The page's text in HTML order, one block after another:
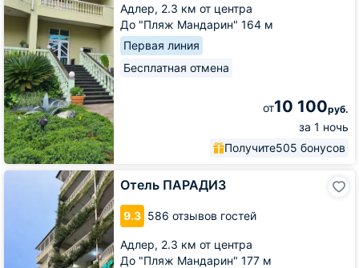
Адлер, 2.3 км от центра
До "Пляж Мандарин" 164 м
Первая линия
Бесплатная отмена
от10 100руб.
за 1 ночь
Получите505 бонусов
Отель ПАРАДИЗ
9.3 586 отзывов гостей
Адлер, 2.3 км от центра
До "Пляж Мандарин" 177 м
Отель